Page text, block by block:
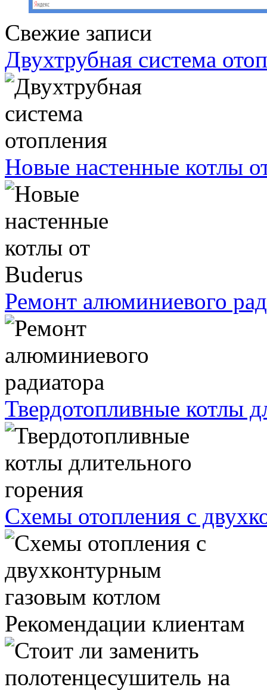
Свежие записи
Двухтрубная система
Новые настенные котлы
Ремонт алюминиевого
Твердотопливные котлы
Схемы отопления с
Рекомендации клиентам